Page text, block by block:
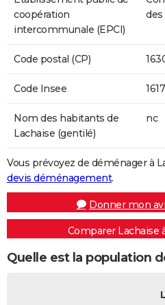
coopération
intercommunale (EPCI)
des
Code postal (CP)
Code Insee
Nom des habitants de
Lachaise (gentilé)
nc
Vous prévoyez de déménager à
devis déménagement.
Donner mon
Comparer Lachaise
Quelle est la population